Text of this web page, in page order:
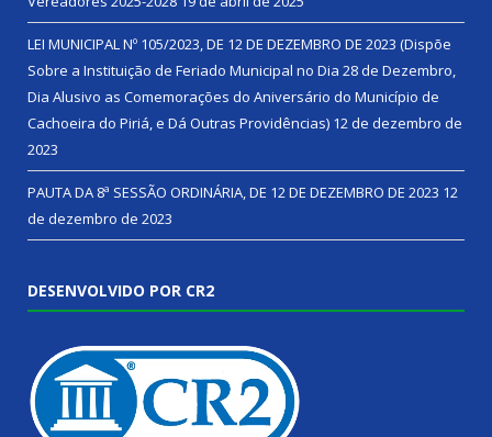
LEI MUNICIPAL Nº 105/2023, DE 12 DE DEZEMBRO DE 2023 (Dispõe
Sobre a Instituição de Feriado Municipal no Dia 28 de Dezembro,
Dia Alusivo as Comemorações do Aniversário do Município de
Cachoeira do Piriá, e Dá Outras Providências) 12 de dezembro de
2023
PAUTA DA 8ª SESSÃO ORDINÁRIA, DE 12 DE DEZEMBRO DE 2023 12
de dezembro de 2023
DESENVOLVIDO POR CR2